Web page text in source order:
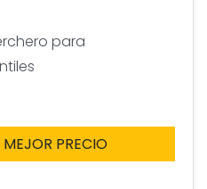
para
PRECIO